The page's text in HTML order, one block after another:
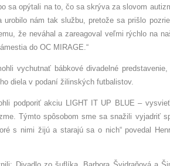
sa opýtali na to, čo sa skrýva za slovom
urobilo nám tak službu, pretože sa prišlo
že neváhal a zareagoval veľmi rýchlo na
do OC MIRAGE.“
vychutnať bábkové divadelné predstavenie,
diela v podaní žilinských futbalistov.
akciu LIGHT IT UP BLUE –
Týmto spôsobom sme sa snažili vyjadriť
s nimi žijú a starajú sa o nich“ povedal